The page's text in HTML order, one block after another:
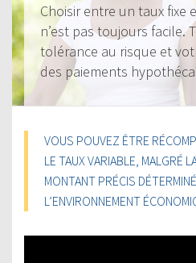
Choisir entre un taux fixe
n’est pas toujours facile.
tolérance au risque et
des paiements
VOUS POUVEZ ÊTRE
LE TAUX VARIABLE, MALGRÉ
MONTANT PRÉCIS
L’ENVIRONNEMENT